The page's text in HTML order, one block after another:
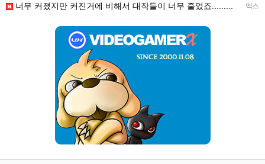
엑스
너무 커졌지만 커진거에 비해서 대작들이 너무 줄었죠.........